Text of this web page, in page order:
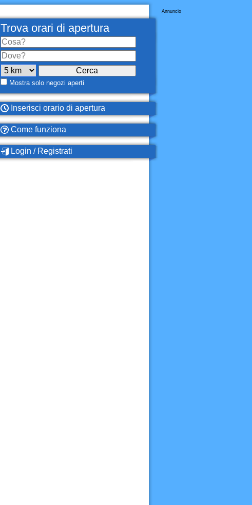
Annuncio
Trova orari di apertura
Mostra solo negozi aperti
Inserisci orario di apertura
Come funziona
Login / Registrati